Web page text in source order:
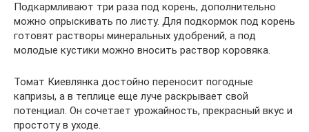
Подкармливают три раза под корень, дополнительно
можно опрыскивать по листу. Для подкормок под корень
готовят растворы минеральных удобрений, а под
молодые кустики можно вносить раствор коровяка.
Томат Киевлянка достойно переносит погодные
капризы, а в теплице еще луче раскрывает свой
потенциал. Он сочетает урожайность, прекрасный вкус и
простоту в уходе.